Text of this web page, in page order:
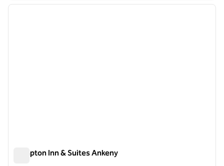
1 di 12
Hampton Inn & Suites Ankeny